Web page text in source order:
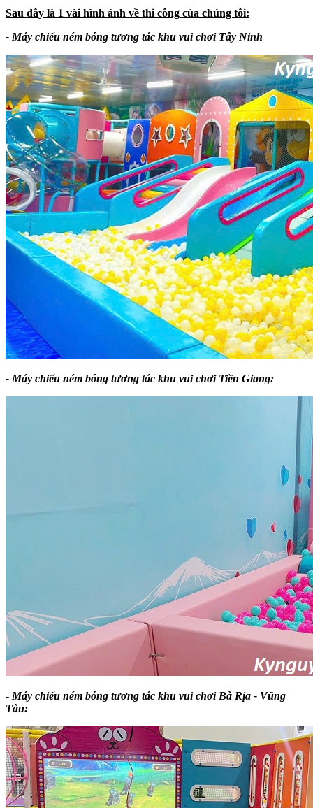
Sau đây là 1 vài hình ảnh về thi công của chúng tôi:
- Máy chiếu ném bóng tương tác khu vui chơi Tây Ninh
- Máy chiếu ném bóng tương tác khu vui chơi Tiền Giang:
- Máy chiếu ném bóng tương tác khu vui chơi Bà Rịa - Vũng
Tàu: